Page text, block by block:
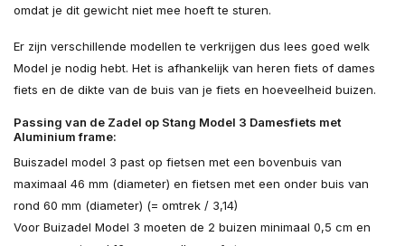
omdat je dit gewicht niet mee hoeft te sturen.
Er zijn verschillende modellen te verkrijgen dus lees goed welk
Model je nodig hebt. Het is afhankelijk van heren fiets of dames
fiets en de dikte van de buis van je fiets en hoeveelheid buizen.
Passing van de Zadel op Stang Model 3 Damesfiets met
Aluminium frame:
Buiszadel model 3 past op fietsen met een bovenbuis van
maximaal 46 mm (diameter) en fietsen met een onder buis van
rond 60 mm (diameter) (= omtrek / 3,14)
Voor Buizadel Model 3 moeten de 2 buizen minimaal 0,5 cm en